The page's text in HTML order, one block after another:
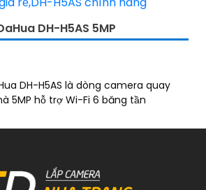
DH-H5AS 5MP
DH-H5AS là dòng camera quay
5MP hỗ trợ Wi-Fi 6 băng tần